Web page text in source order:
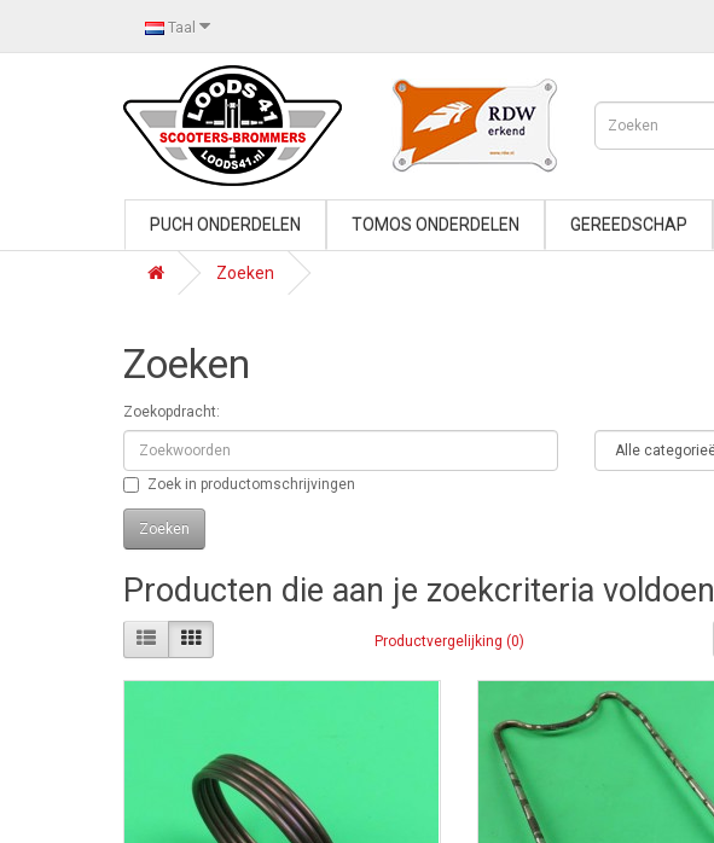
Taal
PUCH ONDERDELEN TOMOS ONDERDELEN GEREEDSCHAP
Zoeken
Zoeken
Zoekopdracht:
Zoek in productomschrijvingen
Producten die aan je zoekcriteria voldoen
Productvergelijking (0)